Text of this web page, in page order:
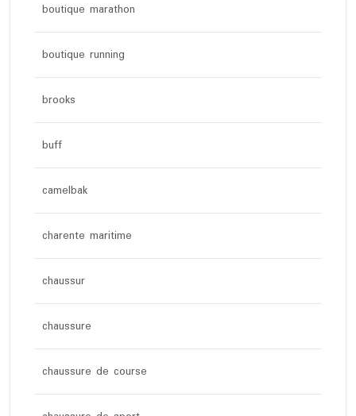
boutique marathon
boutique running
brooks
buff
camelbak
charente maritime
chaussur
chaussure
chaussure de course